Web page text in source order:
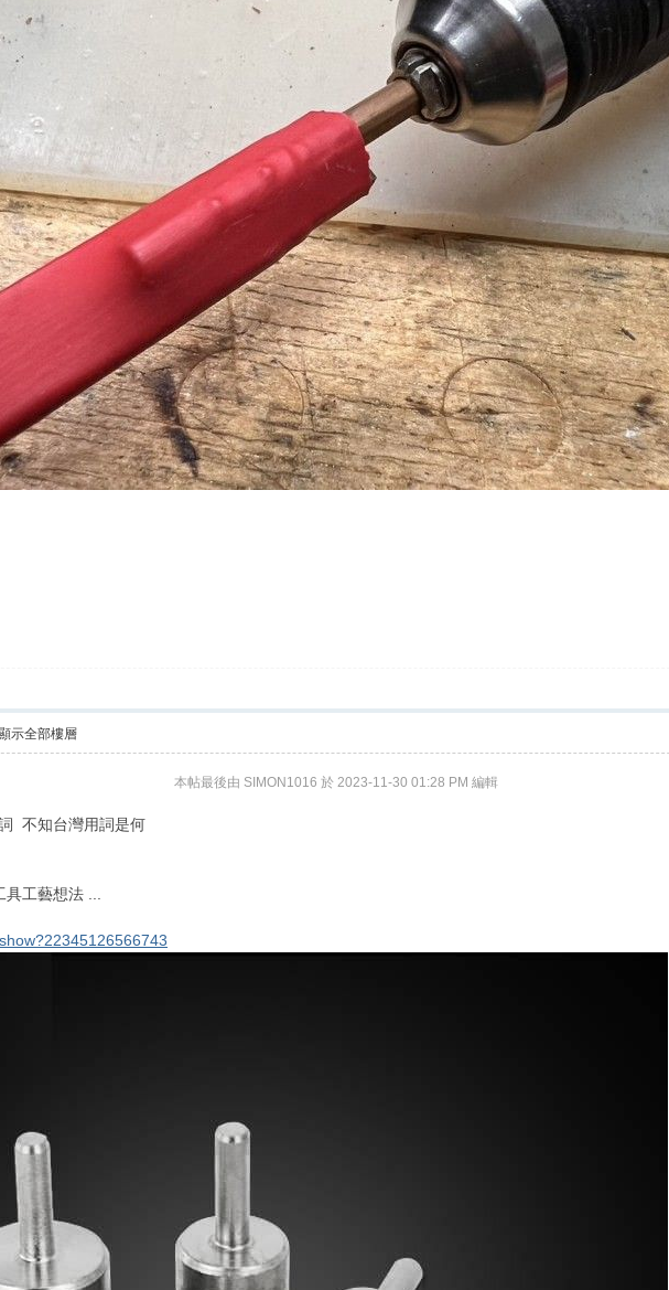
示全部樓層
本帖最後由 SIMON1016 於 2023-11-30 01:28 PM 編輯
不知台灣用詞是何
工藝想法 ...